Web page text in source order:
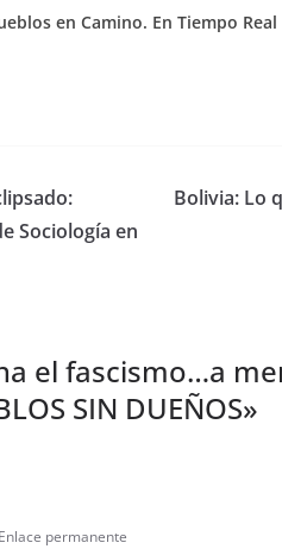
en Camino. En Tiempo Real
Sociología en
Bolivia: Lo
el fascismo…a
SIN DUEÑOS»
Enlace permanente